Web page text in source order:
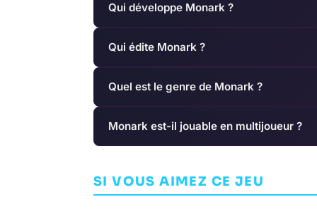
Qui développe Monark ?
Qui édite Monark ?
Quel est le genre de Monark ?
Monark est-il jouable en multijoueur ?
SI VOUS AIMEZ CE JEU
Dune: Awakening